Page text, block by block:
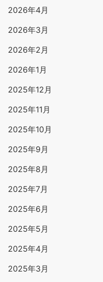
2026年4月
2026年3月
2026年2月
2026年1月
2025年12月
2025年11月
2025年10月
2025年9月
2025年8月
2025年7月
2025年6月
2025年5月
2025年4月
2025年3月